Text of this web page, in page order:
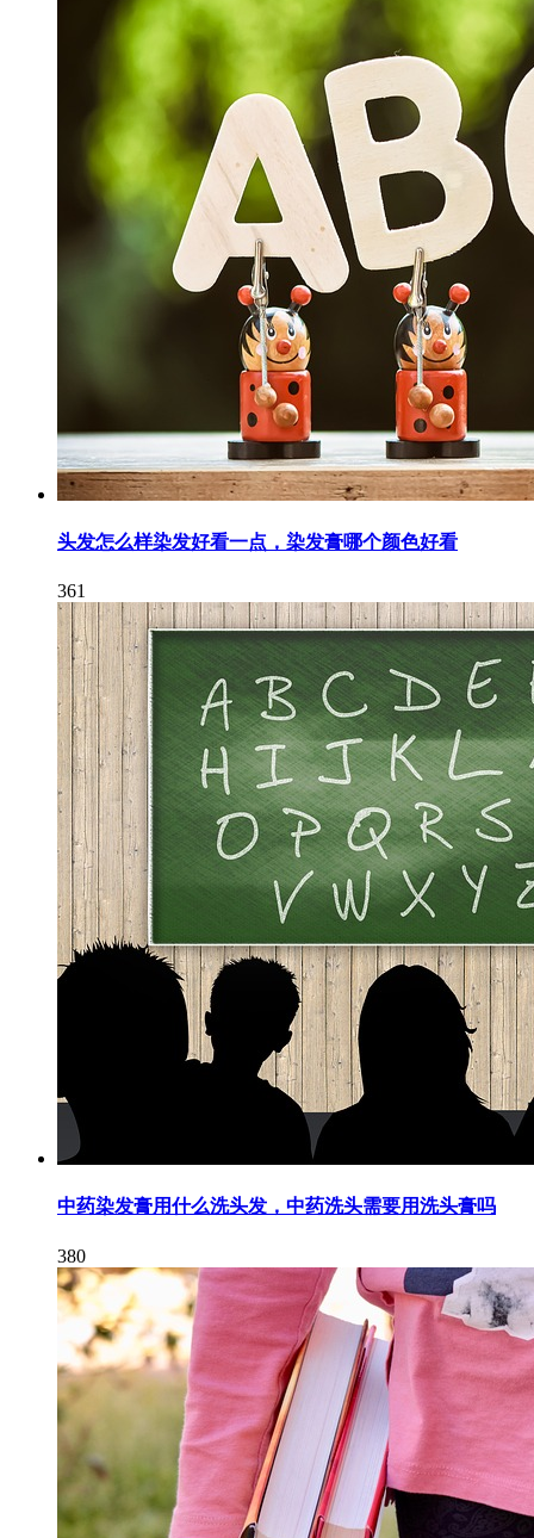
头发怎么样染发好看一点，染发膏哪个颜色好看
361
中药染发膏用什么洗头发，中药洗头需要用洗头膏吗
380